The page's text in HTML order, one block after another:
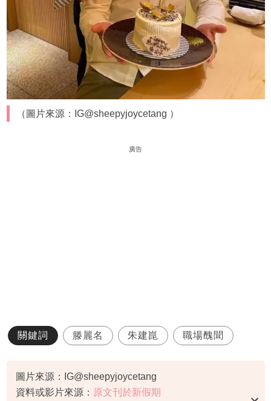
（圖片來源：IG@sheepyjoycetang ）
廣告
關鍵詞 滕麗名 朱建崑 職場醜聞
圖片來源：IG@sheepyjoycetang
資料或影片來源： 原文刊於新假期